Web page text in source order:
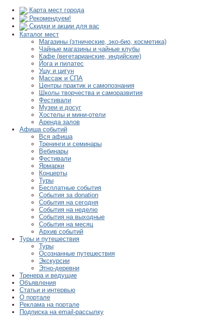
Карта мест города
Рекомендуем!
Скидки и акции для вас
Каталог мест
Магазины (этнические, эко-био, косметика)
Чайные магазины и чайные клубы
Кафе (вегетарианские, индийские)
Йога и пилатес
Ушу и цигун
Массаж и СПА
Центры практик и самопознания
Школы творчества и саморазвития
Фестивали
Музеи и досуг
Хостелы и мини-отели
Аренда залов
Афиша событий
Вся афиша
Тренинги и семинары
Вебинары
Фестивали
Ярмарки
Концерты
Туры
Бесплатные события
События за donation
События на сегодня
События на неделю
События на выходные
События на месяц
Архив событий
Туры и путешествия
Туры
Осознанные путешествия
Экскурсии
Этно-деревни
Тренера и ведущие
Объявления
Статьи и интервью
О портале
Реклама на портале
Подписка на email-рассылку